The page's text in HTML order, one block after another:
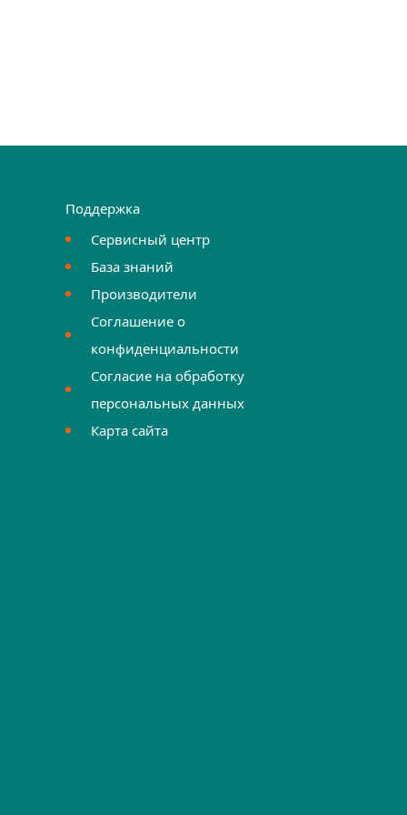
Поддержка
Сервисный центр
База знаний
Производители
Соглашение о
конфиденциальности
Согласие на обработку
персональных данных
Карта сайта